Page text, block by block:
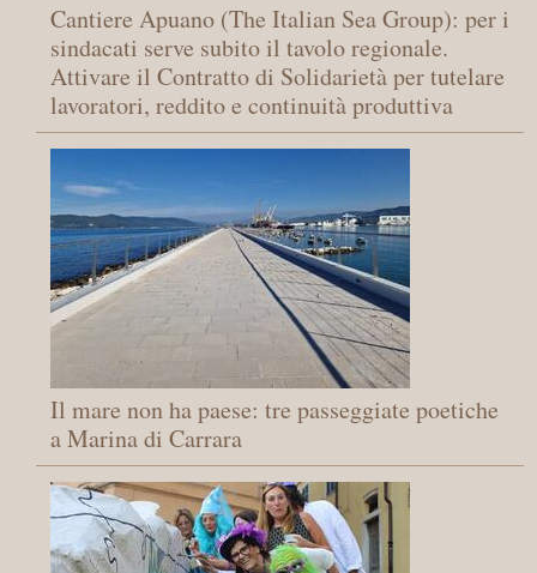
Cantiere Apuano (The Italian Sea Group): per i
sindacati serve subito il tavolo regionale.
Attivare il Contratto di Solidarietà per tutelare
lavoratori, reddito e continuità produttiva
Il mare non ha paese: tre passeggiate poetiche
a Marina di Carrara